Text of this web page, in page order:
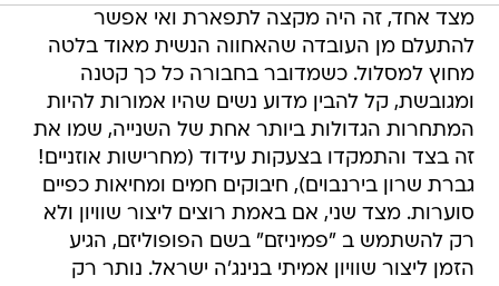
מצד אחד, זה היה מקצה לתפארת ואי אפשר
להתעלם מן העובדה שהאחווה הנשית מאוד בלטה
מחוץ למסלול. כשמדובר בחבורה כל כך קטנה
ומגובשת, קל להבין מדוע נשים שהיו אמורות להיות
המתחרות הגדולות ביותר אחת של השנייה, שמו את
זה בצד והתמקדו בצעקות עידוד (מחרישות אוזניים!
גברת שרון בירנבוים), חיבוקים חמים ומחיאות כפיים
סוערות. מצד שני, אם באמת רוצים ליצור שוויון ולא
רק להשתמש ב "פמיניזם" בשם הפופוליזם, הגיע
הזמן ליצור שוויון אמיתי בנינג'ה ישראל. נותר רק